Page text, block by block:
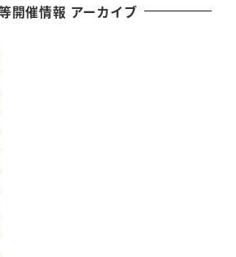
開催情報 アーカイブ